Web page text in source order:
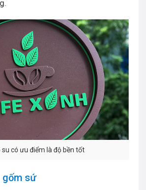
có ưu điểm là độ bền tốt
sứ